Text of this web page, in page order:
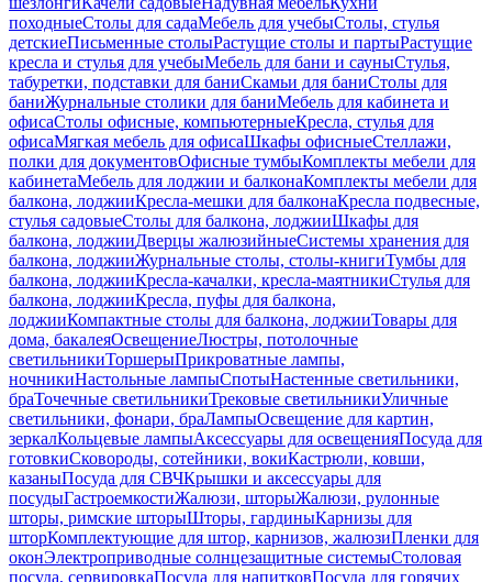
походныеСтолы для садаМебель для учебыСтолы, стулья
детскиеПисьменные столыРастущие столы и партыРастущие
кресла и стулья для учебыМебель для бани и сауныСтулья,
табуретки, подставки для баниСкамьи для баниСтолы для
баниЖурнальные столики для баниМебель для кабинета и
офисаСтолы офисные, компьютерныеКресла, стулья для
офисаМягкая мебель для офисаШкафы офисныеСтеллажи,
полки для документовОфисные тумбыКомплекты мебели для
кабинетаМебель для лоджии и балконаКомплекты мебели для
балкона, лоджииКресла-мешки для балконаКресла подвесные,
стулья садовыеСтолы для балкона, лоджииШкафы для
балкона, лоджииДверцы жалюзийныеСистемы хранения для
балкона, лоджииЖурнальные столы, столы-книгиТумбы для
балкона, лоджииКресла-качалки, кресла-маятникиСтулья для
балкона, лоджииКресла, пуфы для балкона,
лоджииКомпактные столы для балкона, лоджииТовары для
дома, бакалеяОсвещениеЛюстры, потолочные
светильникиТоршерыПрикроватные лампы,
ночникиНастольные лампыСпотыНастенные светильники,
браТочечные светильникиТрековые светильникиУличные
светильники, фонари, браЛампыОсвещение для картин,
зеркалКольцевые лампыАксессуары для освещенияПосуда для
готовкиСковороды, сотейники, вокиКастрюли, ковши,
казаныПосуда для СВЧКрышки и аксессуары для
посудыГастроемкостиЖалюзи, шторыЖалюзи, рулонные
шторы, римские шторыШторы, гардиныКарнизы для
шторКомплектующие для штор, карнизов, жалюзиПленки для
оконЭлектроприводные солнцезащитные системыСтоловая
посуда, сервировкаПосуда для напитковПосуда для горячих